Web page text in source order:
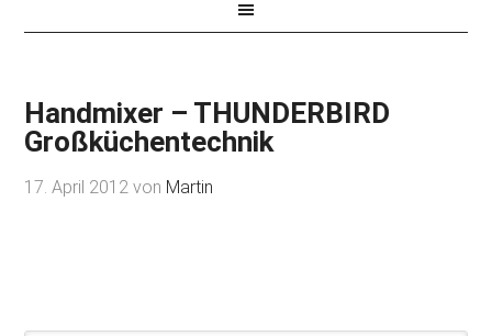
Handmixer – THUNDERBIRD
Großküchentechnik
17. April 2012 von Martin